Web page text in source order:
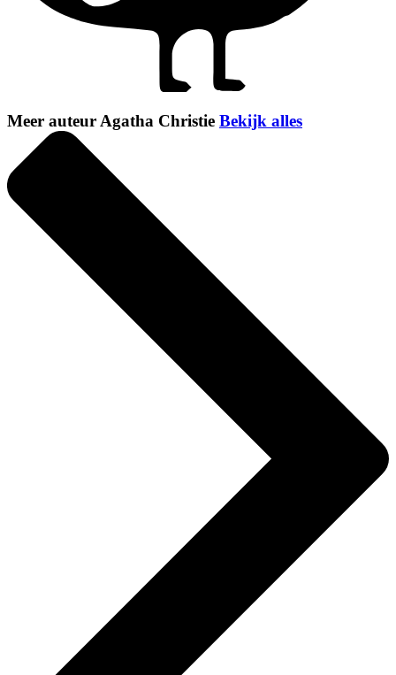
Meer auteur Agatha Christie Bekijk alles